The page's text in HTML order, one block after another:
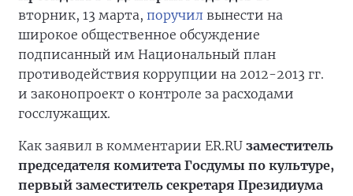
вторник, 13 марта, поручил вынести на
широкое общественное обсуждение
подписанный им Национальный план
противодействия коррупции на 2012-2013 гг.
и законопроект о контроле за расходами
госслужащих.
Как заявил в комментарии ER.RU заместитель
председателя комитета Госдумы по культуре,
первый заместитель секретаря Президиума